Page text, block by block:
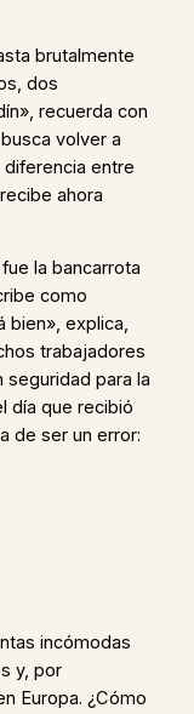
brutalmente
dos
recuerda con
volver a
diferencia entre
ahora
la bancarrota
como
bien», explica,
trabajadores
para la
día que recibió
de ser un error:
incómodas
y, por
Europa. ¿Cómo